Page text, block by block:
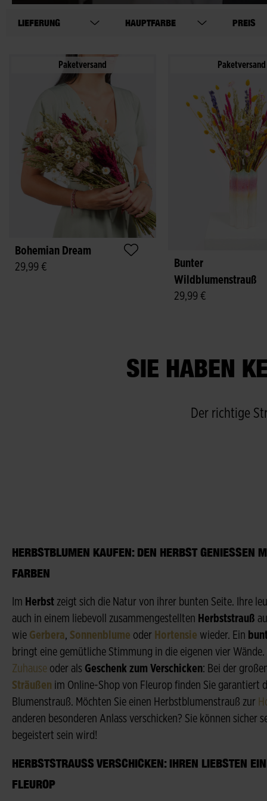
LIEFERUNG HAUPTFARBE PREIS
Paketversand
Bohemian Dream
29,99 €
Paketversand
Bunter
Wildblumenstrauß
29,99 €
SIE HABEN
Der richtige
HERBSTBLUMEN KAUFEN: DEN HERBST GENIESSEN
ARBEN
Im Herbst zeigt sich die Natur von ihrer bunten Seite. Ihre
auch in einem liebevoll zusammengestellten Herbststrauß
wie Gerbera, Sonnenblume oder Hortensie wieder. Ein
bringt eine gemütliche Stimmung in die eigenen vier Wände.
Zuhause oder als Geschenk zum Verschicken: Bei der
Sträußen im Online-Shop von Fleurop finden Sie garantiert
Blumenstrauß. Möchten Sie einen Herbstblumenstrauß zur
anderen besonderen Anlass verschicken? Sie können sicher
begeistert sein wird!
HERBSTSTRAUSS VERSCHICKEN: IHREN LIEBSTEN
LEUROP